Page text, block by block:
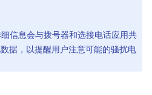
信息会与拨号器和选接电话应用共
据，以提醒用户注意可能的骚扰电